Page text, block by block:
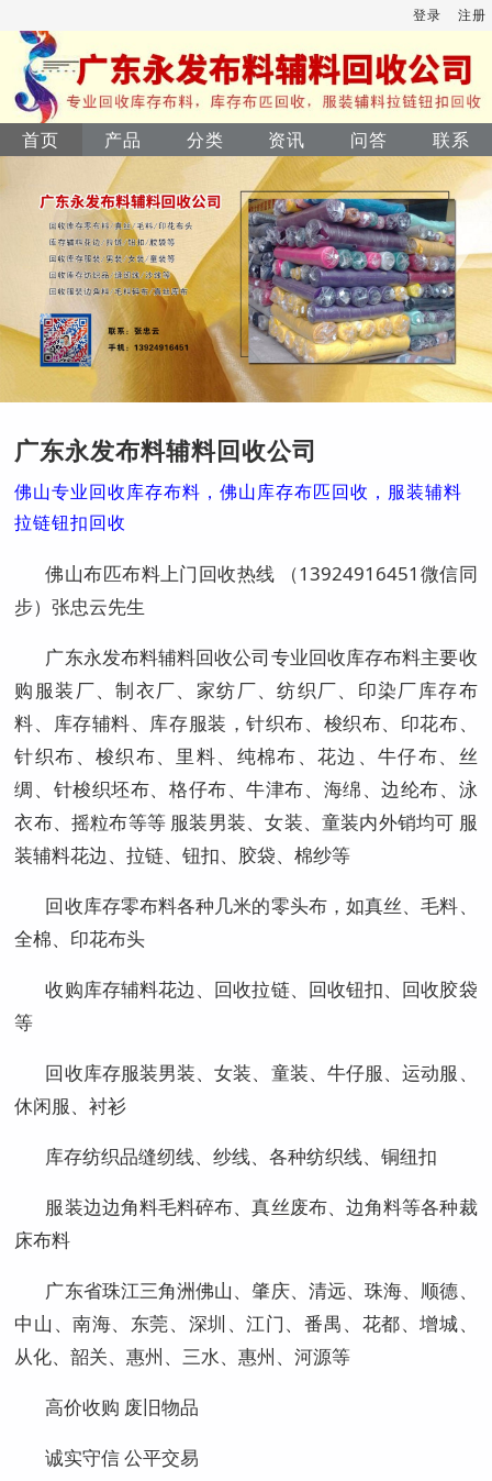
登录 注册
首页 产品 分类 资讯 问答 联系
广东永发布料辅料回收公司
佛山专业回收库存布料，佛山库存布匹回收，服装辅料
拉链钮扣回收
佛山布匹布料上门回收热线 （13924916451微信同
步）张忠云先生
广东永发布料辅料回收公司专业回收库存布料主要收
购服装厂、制衣厂、家纺厂、纺织厂、印染厂库存布
料、库存辅料、库存服装，针织布、梭织布、印花布、
针织布、梭织布、里料、纯棉布、花边、牛仔布、丝
绸、针梭织坯布、格仔布、牛津布、海绵、边纶布、泳
衣布、摇粒布等等 服装男装、女装、童装内外销均可 服
装辅料花边、拉链、钮扣、胶袋、棉纱等
回收库存零布料各种几米的零头布，如真丝、毛料、
全棉、印花布头
收购库存辅料花边、回收拉链、回收钮扣、回收胶袋
等
回收库存服装男装、女装、童装、牛仔服、运动服、
休闲服、衬衫
库存纺织品缝纫线、纱线、各种纺织线、铜纽扣
服装边边角料毛料碎布、真丝废布、边角料等各种裁
床布料
广东省珠江三角洲佛山、肇庆、清远、珠海、顺德、
中山、南海、东莞、深圳、江门、番禺、花都、增城、
从化、韶关、惠州、三水、惠州、河源等
高价收购 废旧物品
诚实守信 公平交易